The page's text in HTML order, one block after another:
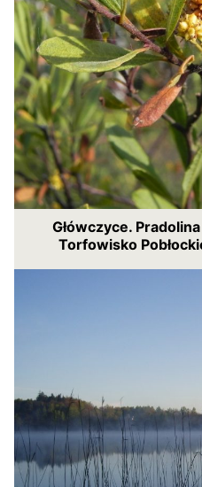
Główczyce.
Torfowisko